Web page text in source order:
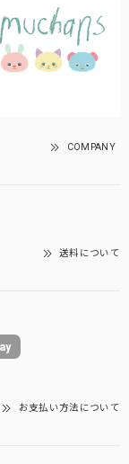
COMPANY
送料について
お支払い方法について